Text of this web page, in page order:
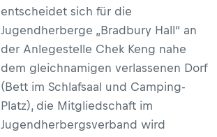
entscheidet sich für die
Jugendherberge „Bradbury Hall“ an
der Anlegestelle Chek Keng nahe
dem gleichnamigen verlassenen Dorf
(Bett im Schlafsaal und Camping-
Platz), die Mitgliedschaft im
Jugendherbergsverband wird